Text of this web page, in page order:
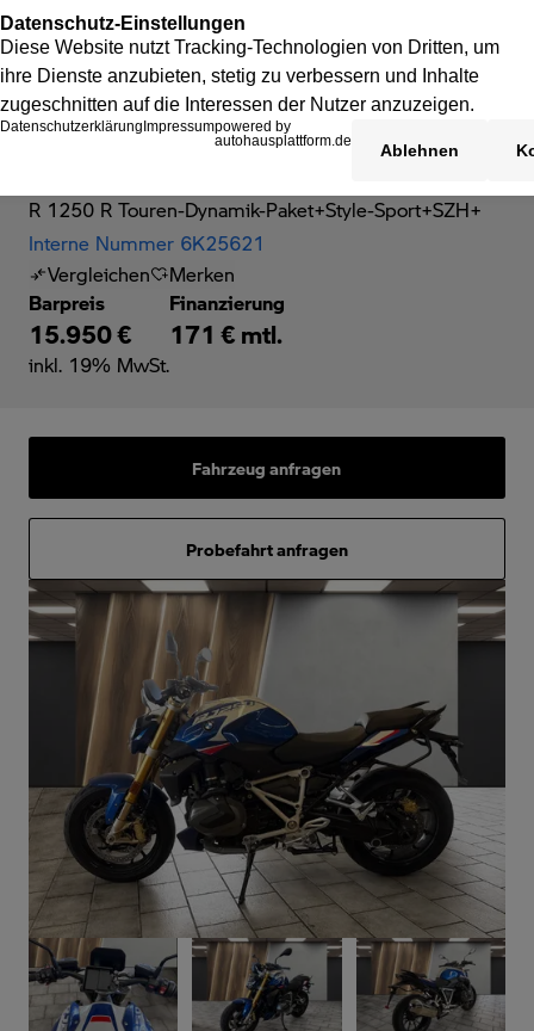
R 1250 R Touren-Dynamik-Paket+Style-Sport+SZH+
Interne Nummer 6K25621
Vergleichen
Merken
Barpreis
15.950 €
inkl. 19% MwSt.
Finanzierung
171 € mtl.
Fahrzeug anfragen
Probefahrt anfragen